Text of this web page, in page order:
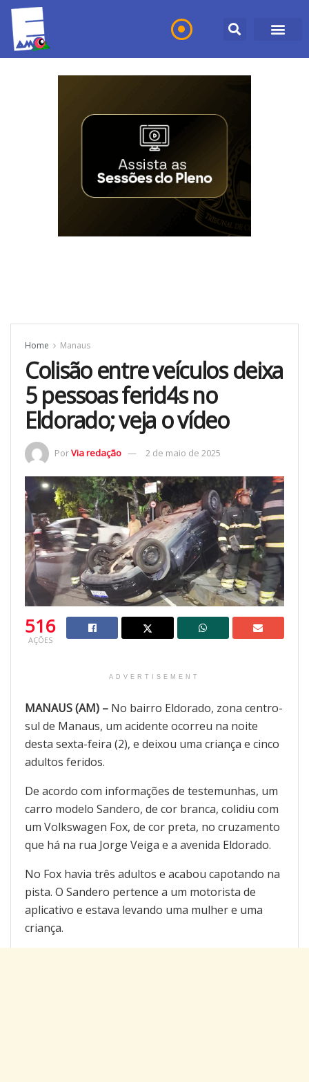
Home Manaus
Colisão entre veículos deixa
5 pessoas ferid4s no
Eldorado; veja o vídeo
PorVia redação 2 de maio de 2025
516
AÇÕES
ADVERTISEMENT
MANAUS (AM) – No bairro Eldorado, zona centro-
sul de Manaus, um acidente ocorreu na noite
desta sexta-feira (2), e deixou uma criança e cinco
adultos feridos.
De acordo com informações de testemunhas, um
carro modelo Sandero, de cor branca, colidiu com
um Volkswagen Fox, de cor preta, no cruzamento
que há na rua Jorge Veiga e a avenida Eldorado.
No Fox havia três adultos e acabou capotando na
pista. O Sandero pertence a um motorista de
aplicativo e estava levando uma mulher e uma
criança.